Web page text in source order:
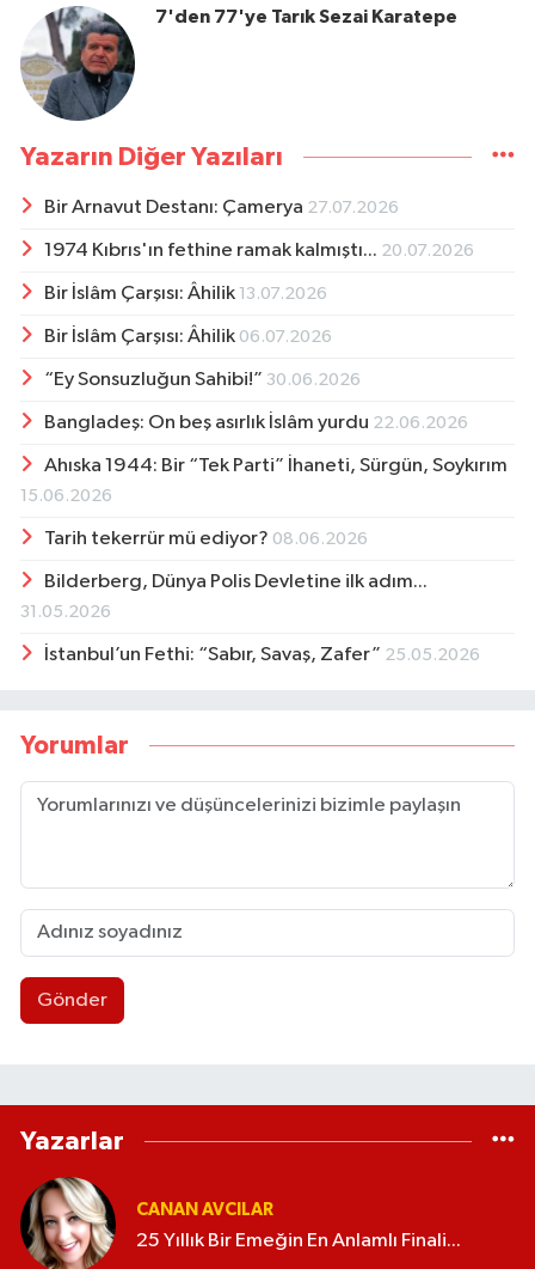
7'den 77'ye Tarık Sezai Karatepe
Yazarın Diğer Yazıları
Bir Arnavut Destanı: Çamerya 27.07.2026
1974 Kıbrıs'ın fethine ramak kalmıştı... 20.07.2026
Bir İslâm Çarşısı: Âhilik 13.07.2026
Bir İslâm Çarşısı: Âhilik 06.07.2026
“Ey Sonsuzluğun Sahibi!” 30.06.2026
Bangladeş: On beş asırlık İslâm yurdu 22.06.2026
Ahıska 1944: Bir “Tek Parti” İhaneti, Sürgün, Soykırım
15.06.2026
Tarih tekerrür mü ediyor? 08.06.2026
Bilderberg, Dünya Polis Devletine ilk adım...
31.05.2026
İstanbul’un Fethi: “Sabır, Savaş, Zafer” 25.05.2026
Yorumlar
Gönder
Yazarlar
CANAN AVCILAR
25 Yıllık Bir Emeğin En Anlamlı Finali...